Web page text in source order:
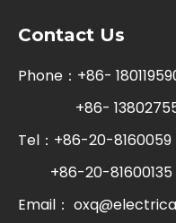
Contact Us
Phone：+86-
+86-
Tel：+86-20-8160059
+86-20-81600135
Email：